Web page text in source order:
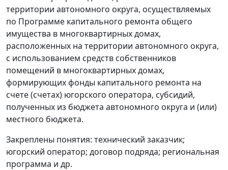
территории автономного округа, осуществляемых
по Программе капитального ремонта общего
имущества в многоквартирных домах,
расположенных на территории автономного округа,
с использованием средств собственников
помещений в многоквартирных домах,
формирующих фонды капитального ремонта на
счете (счетах) югорского оператора, субсидий,
полученных из бюджета автономного округа и (или)
местного бюджета.
Закреплены понятия: технический заказчик;
югорский оператор; договор подряда; региональная
программа и др.